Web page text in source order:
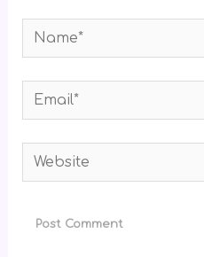
Name*
Email*
Website